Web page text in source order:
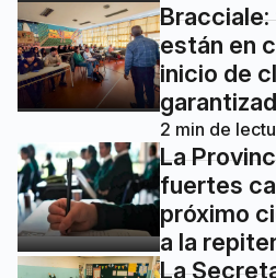
Bracciale:
están en
inicio de
2 min de
La
fuertes
próximo
a la
La